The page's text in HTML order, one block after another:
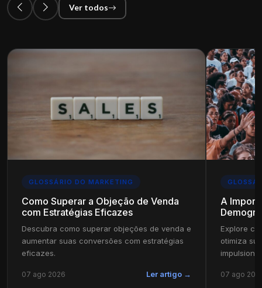
Ver todos
GLOSSÁRIO DO MARKETING
Como Superar a Objeção de Venda
com Estratégias Eficazes
Descubra como superar objeções de venda e
aumentar suas conversões com estratégias
eficazes.
07 ago 2026 Ler artigo →
A
Explore
otimiza
07 ago